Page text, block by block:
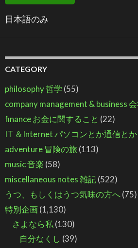
日本語のみ
CATEGORY
philosophy 哲学 (55)
company management & business
finance お金に関すること (22)
IT ＆Internet パソコンとか通信とか
adventure 冒険の旅 (113)
music 音楽 (58)
miscellaneous notes 雑記(522)
うつ、もしくはうつ気味の方へ(75)
特別企画(1,130)
さよなら私 (130)
自分なくし (39)